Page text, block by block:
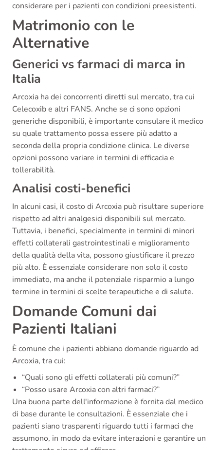
considerare per i pazienti con condizioni preesistenti.
Matrimonio con le
Alternative
Generici vs farmaci di marca in
Italia
Arcoxia ha dei concorrenti diretti sul mercato, tra cui
Celecoxib e altri FANS. Anche se ci sono opzioni
generiche disponibili, è importante consulare il medico
su quale trattamento possa essere più adatto a
seconda della propria condizione clinica. Le diverse
opzioni possono variare in termini di efficacia e
tollerabilità.
Analisi costi-benefici
In alcuni casi, il costo di Arcoxia può risultare superiore
rispetto ad altri analgesici disponibili sul mercato.
Tuttavia, i benefici, specialmente in termini di minori
effetti collaterali gastrointestinali e miglioramento
della qualità della vita, possono giustificare il prezzo
più alto. È essenziale considerare non solo il costo
immediato, ma anche il potenziale risparmio a lungo
termine in termini di scelte terapeutiche e di salute.
Domande Comuni dai
Pazienti Italiani
È comune che i pazienti abbiano domande riguardo ad
Arcoxia, tra cui:
“Quali sono gli effetti collaterali più comuni?”
“Posso usare Arcoxia con altri farmaci?”
Una buona parte dell'informazione è fornita dal medico
di base durante le consultazioni. È essenziale che i
pazienti siano trasparenti riguardo tutti i farmaci che
assumono, in modo da evitare interazioni e garantire un